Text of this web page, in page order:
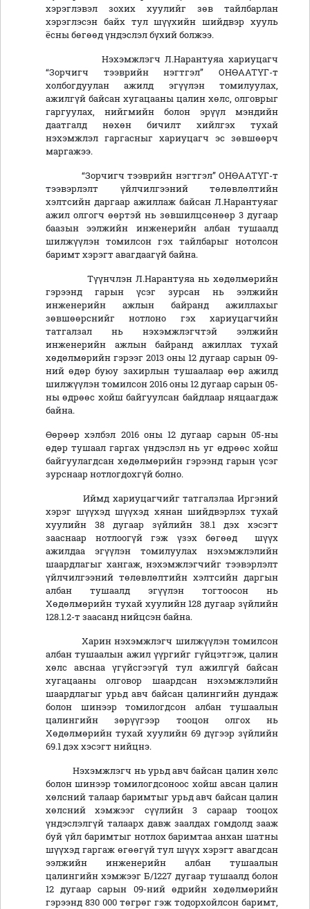
хэрэглэвэл зохих хуулийг зөв тайлбарлан
хэрэглэсэн байх тул шүүхийн шийдвэр хууль
ёсны бөгөөд үндэслэл бүхий болжээ.
Нэхэмжлэгч Л.Нарантуяа хариуцагч
“Зорчигч тээврийн нэгтгэл” ОНӨААТҮГ-т
холбогдуулан ажилд эгүүлэн томилуулах,
ажилгүй байсан хугацааны цалин хөлс, олговрыг
гаргуулах, нийгмийн болон эрүүл мэндийн
даатгалд нөхөн бичилт хийлгэх тухай
нэхэмжлэл гаргасныг хариуцагч эс зөвшөөрч
маргажээ.
“Зорчигч тээврийн нэгтгэл” ОНӨААТҮГ-т
тээвэрлэлт үйлчилгээний төлөвлөлтийн
хэлтсийн даргаар ажиллаж байсан Л.Нарантуяаг
ажил олгогч өөртэй нь зөвшилцсөнөөр 3 дугаар
баазын ээлжийн инженерийн албан тушаалд
шилжүүлэн томилсон гэх тайлбарыг нотолсон
баримт хэрэгт авагдаагүй байна.
Түүнчлэн Л.Нарантуяа нь хөдөлмөрийн
гэрээнд гарын үсэг зурсан нь ээлжийн
инженерийн ажлын байранд ажиллахыг
зөвшөөрснийг нотлоно гэх хариуцагчийн
татгалзал нь нэхэмжлэгчтэй ээлжийн
инженерийн ажлын байранд ажиллах тухай
хөдөлмөрийн гэрээг 2013 оны 12 дугаар сарын 09-
ний өдөр буюу захирлын тушаалаар өөр ажилд
шилжүүлэн томилсон 2016 оны 12 дугаар сарын 05-
ны өдрөөс хойш байгуулсан байдлаар няцаагдаж
байна.
Өөрөөр хэлбэл 2016 оны 12 дугаар сарын 05-ны
өдөр тушаал гаргах үндэслэл нь уг өдрөөс хойш
байгуулагдсан хөдөлмөрийн гэрээнд гарын үсэг
зурснаар нотлогдохгүй болно.
Иймд хариуцагчийг татгалзлаа Иргэний
хэрэг шүүхэд шүүхэд хянан шийдвэрлэх тухай
хуулийн 38 дугаар зүйлийн 38.1 дэх хэсэгт
зааснаар нотлоогүй гэж үзэх бөгөөд шүүх
ажилдаа эгүүлэн томилуулах нэхэмжлэлийн
шаардлагыг хангаж, нэхэмжлэгчийг тээвэрлэлт
үйлчилгээний төлөвлөлтийн хэлтсийн даргын
албан тушаалд эгүүлэн тогтоосон нь
Хөдөлмөрийн тухай хуулийн 128 дугаар зүйлийн
128.1.2-т заасанд нийцсэн байна.
Харин нэхэмжлэгч шилжүүлэн томилсон
албан тушаалын ажил үүргийг гүйцэтгэж, цалин
хөлс авснаа үгүйсгээгүй тул ажилгүй байсан
хугацааны олговор шаардсан нэхэмжлэлийн
шаардлагыг урьд авч байсан цалингийн дундаж
болон шинээр томилогдсон албан тушаалын
цалингийн зөрүүгээр тооцон олгох нь
Хөдөлмөрийн тухай хуулийн 69 дүгээр зүйлийн
69.1 дэх хэсэгт нийцнэ.
Нэхэмжлэгч нь урьд авч байсан цалин хөлс
болон шинээр томилогдсоноос хойш авсан цалин
хөлсний талаар баримтыг урьд авч байсан цалин
хөлсний хэмжээг сүүлийн 3 сараар тооцох
үндэслэлгүй талаарх давж заалдах гомдолд зааж
буй үйл баримтыг нотлох баримтаа анхан шатны
шүүхэд гаргаж өгөөгүй тул шүүх хэрэгт авагдсан
ээлжийн инженерийн албан тушаалын
цалингийн хэмжээг Б/1227 дугаар тушаалд болон
12 дугаар сарын 09-ний өдрийн хөдөлмөрийн
гэрээнд 830 000 төгрөг гэж тодорхойлсон баримт,